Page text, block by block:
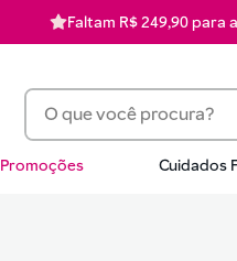
Faltam R$ 249,90
O que você procura?
Promoções Cuidados
Termos mais buscados